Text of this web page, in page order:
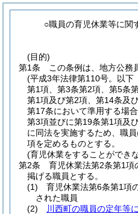
○職員の育児休業等に関
(目的)
第1条
この条例は、地方公務
(平成3年法律第110号。以下
第1項、第3条第2項、第5条
第1項及び第2項、第14条及
第17条において準用する場
第3項並びに第19条第1項及
に同法を実施するため、職
項を定めるものとする。
(育児休業をすることができ
第2条
育児休業法第2条第1項
掲げる職員とする。
(1)
育児休業法第6条第1項
された職員
(2)
川西町の職員の定年等